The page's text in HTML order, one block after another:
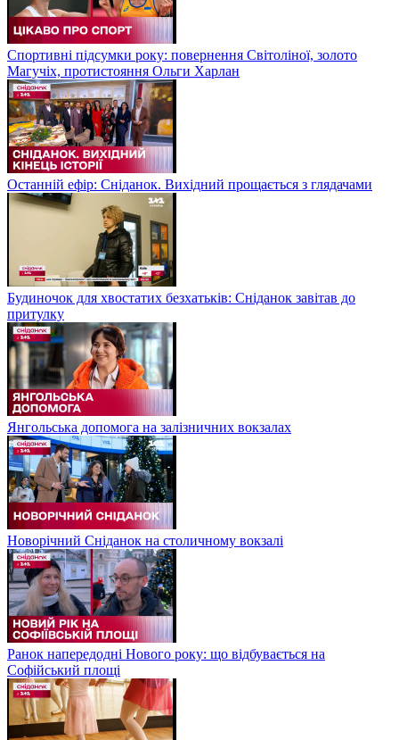
Спортивні підсумки року: повернення Світоліної, золото
Магучіх, протистояння Ольги Харлан
Останній ефір: Сніданок. Вихідний прощається з глядачами
Будиночок для хвостатих безхатьків: Сніданок завітав до
притулку
Янгольська допомога на залізничних вокзалах
Новорічний Сніданок на столичному вокзалі
Ранок напередодні Нового року: що відбувається на
Софійський площі